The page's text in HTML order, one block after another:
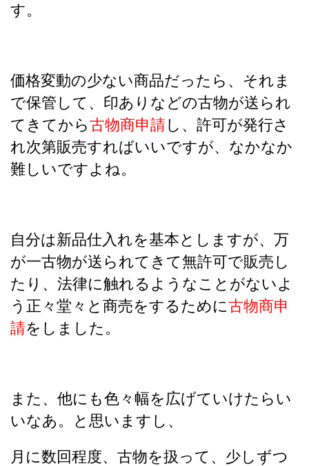
す。
価格変動の少ない商品だったら、それま
で保管して、印ありなどの古物が送られ
てきてから古物商申請し、許可が発行さ
れ次第販売すればいいですが、なかなか
難しいですよね。
自分は新品仕入れを基本としますが、万
が一古物が送られてきて無許可で販売し
たり、法律に触れるようなことがないよ
う正々堂々と商売をするために古物商申
請をしました。
また、他にも色々幅を広げていけたらい
いなあ。と思いますし、
月に数回程度、古物を扱って、少しずつ